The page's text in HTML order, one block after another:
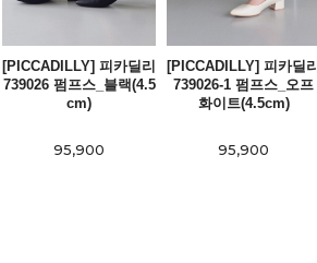
[PICCADILLY] 피카딜리
739026 펌프스_블랙(4.5
cm)
95,900
[PICCADILLY] 피카딜리
739026-1 펌프스_오프
화이트(4.5cm)
95,900